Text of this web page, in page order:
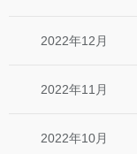
2022年12月
2022年11月
2022年10月